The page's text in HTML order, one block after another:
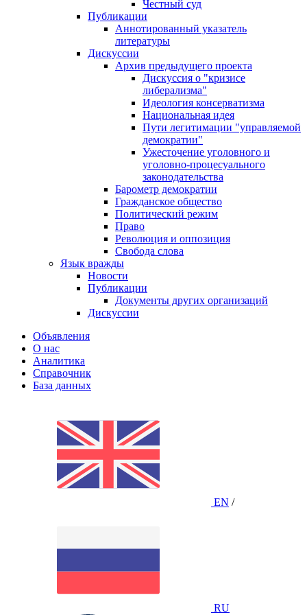
Честный суд
Публикации
Аннотированный указатель
литературы
Дискуссии
Архив предыдущего проекта
Дискуссия о "кризисе
либерализма"
Идеология консерватизма
Национальная идея
Пути легитимации "управляемой
демократии"
Ужесточение уголовного и
уголовно-процесуального
законодательства
Барометр демократии
Гражданское общество
Политический режим
Право
Революция и оппозиция
Свобода слова
Язык вражды
Новости
Публикации
Документы других организаций
Дискуссии
Объявления
О нас
Аналитика
Справочник
База данных
EN /
RU